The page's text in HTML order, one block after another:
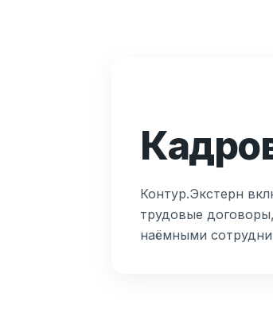
Контур.Экстерн
трудовые
наёмными